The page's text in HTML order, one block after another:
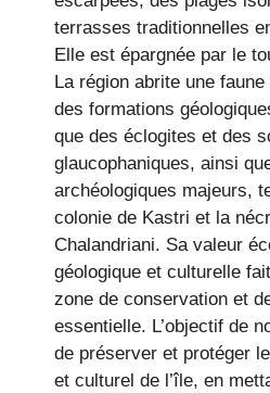
terrasses traditionnelles
Elle est épargnée par le
La région abrite une
des formations
que des éclogites et des
glaucophaniques, ainsi
archéologiques majeurs,
colonie de Kastri et la
Chalandriani. Sa valeur
géologique et culturelle
zone de conservation et
essentielle. L’objectif de
de préserver et protéger
et culturel de l’île, en